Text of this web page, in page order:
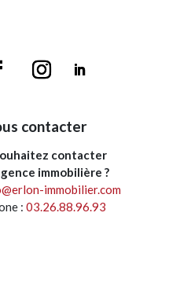
contacter
contacter
immobilière ?
immobilier.com
:03.26.88.96.93